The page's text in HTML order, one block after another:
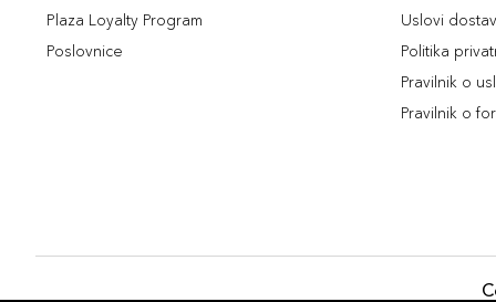
Plaza Loyalty Program
Poslovnice
Uslovi
Politika
Pravilnik o
Pravilnik o